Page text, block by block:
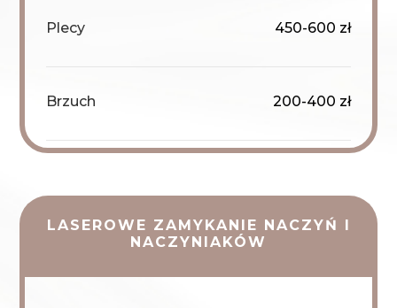
Plecy 450-600 zł
Brzuch 200-400 zł
LASEROWE ZAMYKANIE NACZYŃ I
NACZYNIAKÓW